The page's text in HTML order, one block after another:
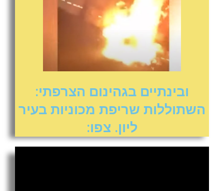
ובינתיים בגהינום הצרפתי:
השתוללות שריפת מכוניות בעיר
ליון. צפו: